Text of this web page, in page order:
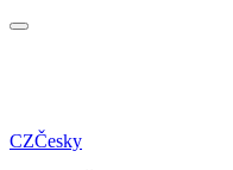
CZČesky